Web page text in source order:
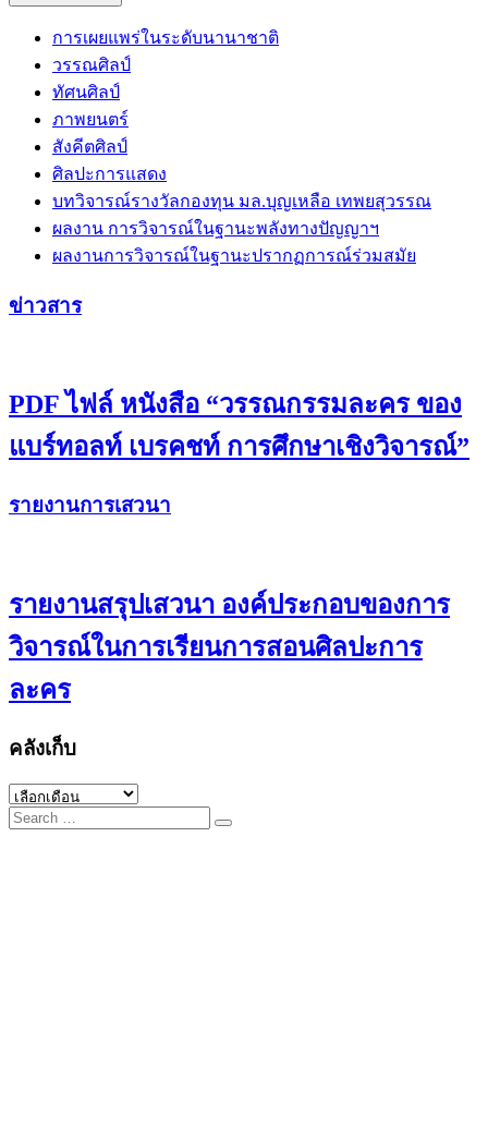
การเผยแพร่ในระดับนานาชาติ
วรรณศิลป์
ทัศนศิลป์
ภาพยนตร์
สังคีตศิลป์
ศิลปะการแสดง
บทวิจารณ์รางวัลกองทุน มล.บุญเหลือ เทพยสุวรรณ
ผลงาน การวิจารณ์ในฐานะพลังทางปัญญาฯ
ผลงานการวิจารณ์ในฐานะปรากฏการณ์ร่วมสมัย
ข่าวสาร
PDF ไฟล์ หนังสือ “วรรณกรรมละคร ของ
แบร์ทอลท์ เบรคชท์ การศึกษาเชิงวิจารณ์”
รายงานการเสวนา
รายงานสรุปเสวนา องค์ประกอบของการ
วิจารณ์ในการเรียนการสอนศิลปะการ
ละคร
คลังเก็บ
คลัง
เก็บ
Search
for: